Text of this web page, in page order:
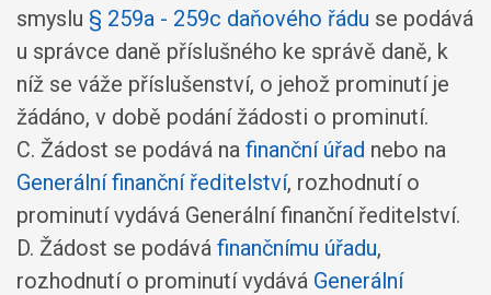
smyslu § 259a - 259c daňového řádu se podává
u správce daně příslušného ke správě daně, k
níž se váže příslušenství, o jehož prominutí je
žádáno, v době podání žádosti o prominutí.
C. Žádost se podává na finanční úřad nebo na
Generální finanční ředitelství, rozhodnutí o
prominutí vydává Generální finanční ředitelství.
D. Žádost se podává finančnímu úřadu,
rozhodnutí o prominutí vydává Generální